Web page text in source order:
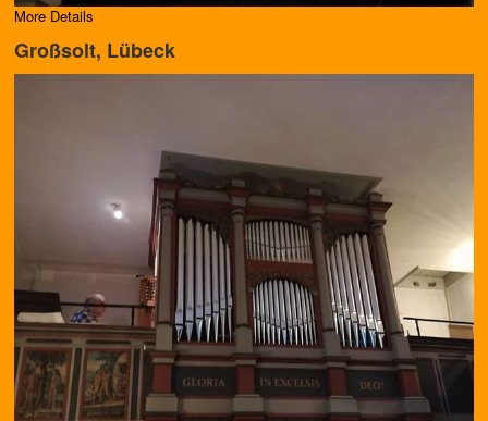
More Details
Großsolt, Lübeck